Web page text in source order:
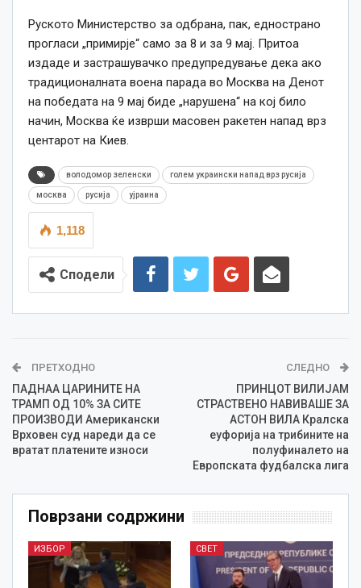
Руското Министерство за одбрана, пак, еднострано
прогласи „примирје“ само за 8 и за 9 мај. Притоа
издаде и застрашувачко предупредување дека ако
традиционалната воена парада во Москва на Денот
на победата на 9 мај биде „нарушена“ на кој било
начин, Москва ќе изврши масовен ракетен напад врз
центарот на Киев.
володомор зеленски голем украински напад врз русија
москва русија ујраина
1,118
Сподели
ПРЕТХОДНО
ПАДНАА ЦАРИНИТЕ НА
ТРАМП ОД 10% ЗА СИТЕ
ПРОИЗВОДИ Американски
Врховен суд нареди да се
вратат платените износи
СЛЕДНО
ПРИНЦОТ ВИЛИЈАМ
СТРАСТВЕНО НАВИВАШЕ ЗА
АСТОН ВИЛА Кралска
еуфорија на трибините на
полуфиналето на
Европската фудбалска лига
Поврзани содржини
ИЗБОР СВЕТ